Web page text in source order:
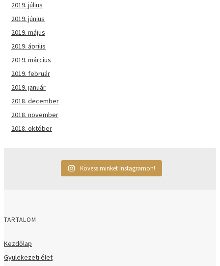
2019. július
2019. június
2019. május
2019. április
2019. március
2019. február
2019. január
2018. december
2018. november
2018. október
Kövess minket Instagramon!
TARTALOM
Kezdőlap
Gyülekezeti élet